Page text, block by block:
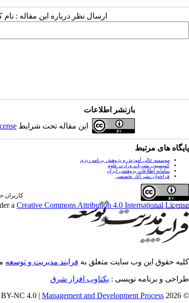
ارسال نظر درباره این مقاله :
بازنشر اطلاعات
این مقاله تحت شرایط
پایگاه های مرتبط
موسسه عالی آموزش و پژوهش برنامه ریزی
کمیسیون نشریات وزارت علوم
سامانه اطلاعات پژوهشی ایران
فراخوان نشر آثار تخصصی
a Creative Commons Attribution 4.0 International License
کاربران
کلیه حقوق این وب سایت متعلق به فرایند مدیریت و توسعه
طراحی و برنامه نویسی : یکتاوب افزار شرق
© 2026 CC BY-NC 4.0 |
Management and Development Process